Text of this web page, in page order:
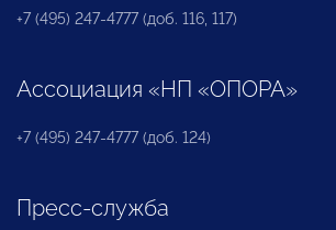
+7 (495) 247-4777 (доб. 116, 117)
Ассоциация «НП «ОПОРА»
+7 (495) 247-4777 (доб. 124)
Пресс-служба